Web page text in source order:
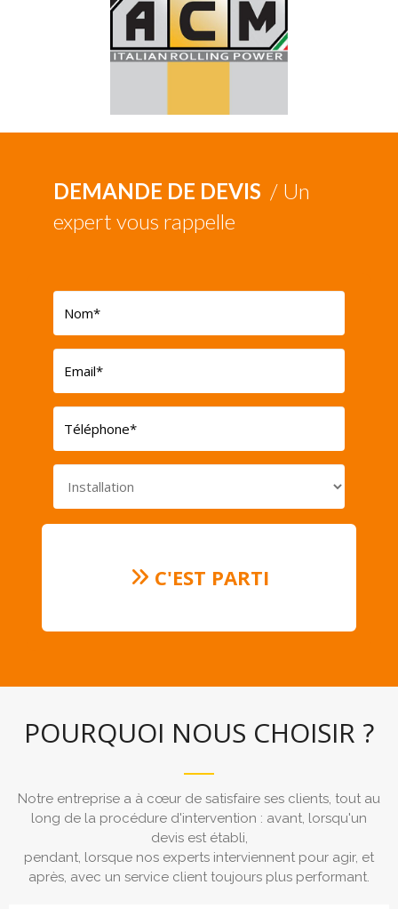
DEMANDE DE DEVIS / Un
expert vous rappelle
C'EST PARTI
POURQUOI NOUS CHOISIR ?
Notre entreprise a à cœur de satisfaire ses clients, tout au
long de la procédure d'intervention : avant, lorsqu'un
devis est établi,
pendant, lorsque nos experts interviennent pour agir, et
après, avec un service client toujours plus performant.